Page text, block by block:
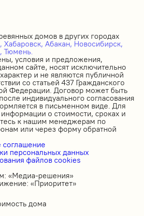
домов в других городах
Хабаровск, Абакан, Новосибирск,
Тюмень.
условия и предложения,
сайте, носят исключительно
и не являются публичной
со статьей 437 Гражданского
Федерации. Договор может быть
индивидуального согласования
в письменном виде. Для
о стоимости, сроках и
к нашим менеджерам по
или через форму обратной
соглашение
персональных данных
файлов cookies
«Медиа-решения»
«Приоритет»
дома